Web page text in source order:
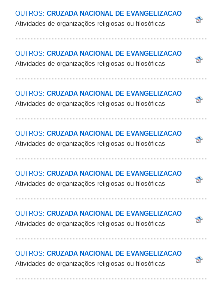
OUTROS: CRUZADA NACIONAL DE EVANGELIZACAO
Atividades de organizações religiosas ou filosóficas
OUTROS: CRUZADA NACIONAL DE EVANGELIZACAO
Atividades de organizações religiosas ou filosóficas
OUTROS: CRUZADA NACIONAL DE EVANGELIZACAO
Atividades de organizações religiosas ou filosóficas
OUTROS: CRUZADA NACIONAL DE EVANGELIZACAO
Atividades de organizações religiosas ou filosóficas
OUTROS: CRUZADA NACIONAL DE EVANGELIZACAO
Atividades de organizações religiosas ou filosóficas
OUTROS: CRUZADA NACIONAL DE EVANGELIZACAO
Atividades de organizações religiosas ou filosóficas
OUTROS: CRUZADA NACIONAL DE EVANGELIZACAO
Atividades de organizações religiosas ou filosóficas